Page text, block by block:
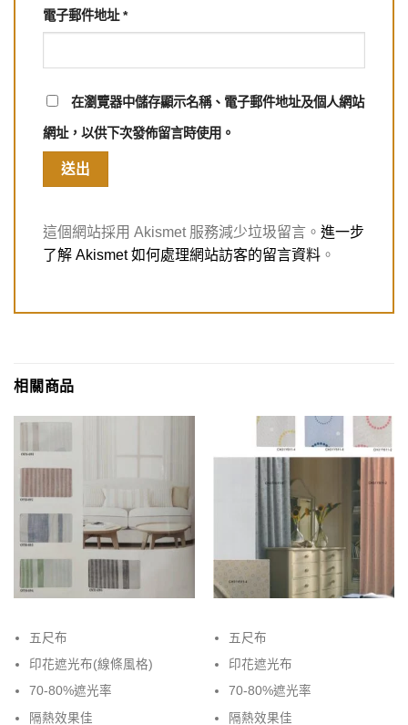
電子郵件地址*
在瀏覽器中儲存顯示名稱、電子郵件地址及個人網站
網址，以供下次發佈留言時使用。
這個網站採用 Akismet 服務減少垃圾留言。 進一步
了解 Akismet 如何處理網站訪客的留言資料 。
相關商品
五尺布
印花遮光布(線條風格)
70-80%遮光率
隔熱效果佳
五尺布
印花遮光布
70-80%遮光率
隔熱效果佳